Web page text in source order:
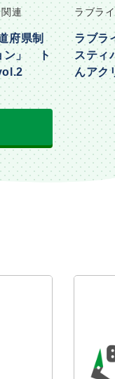
連
府県制
ン」 ト
ラブラ
ラブラ
スティ
んアク